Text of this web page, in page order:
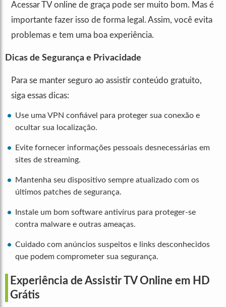
Acessar TV online de graça pode ser muito bom. Mas é
importante fazer isso de forma legal. Assim, você evita
problemas e tem uma boa experiência.
Dicas de Segurança e Privacidade
Para se manter seguro ao assistir conteúdo gratuito,
siga essas dicas:
Use uma VPN confiável para proteger sua conexão e
ocultar sua localização.
Evite fornecer informações pessoais desnecessárias em
sites de streaming.
Mantenha seu dispositivo sempre atualizado com os
últimos patches de segurança.
Instale um bom software antivírus para proteger-se
contra malware e outras ameaças.
Cuidado com anúncios suspeitos e links desconhecidos
que podem comprometer sua segurança.
Experiência de Assistir TV Online em HD
Grátis